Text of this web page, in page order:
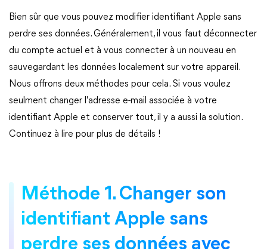
Bien sûr que vous pouvez modifier identifiant Apple sans
perdre ses données. Généralement, il vous faut déconnecter
du compte actuel et à vous connecter à un nouveau en
sauvegardant les données localement sur votre appareil.
Nous offrons deux méthodes pour cela. Si vous voulez
seulment changer l'adresse e-mail associée à votre
identifiant Apple et conserver tout, il y a aussi la solution.
Continuez à lire pour plus de détails !
Méthode 1. Changer son
identifiant Apple sans
perdre ses données avec